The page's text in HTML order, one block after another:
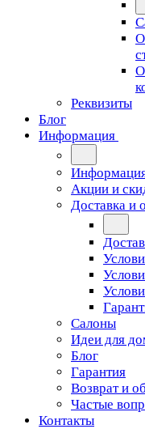
Реквизиты
Блог
Информация
Акции и
Доставка и
Салоны
Идеи для
Блог
Гарантия
Возврат и
Частые
Контакты